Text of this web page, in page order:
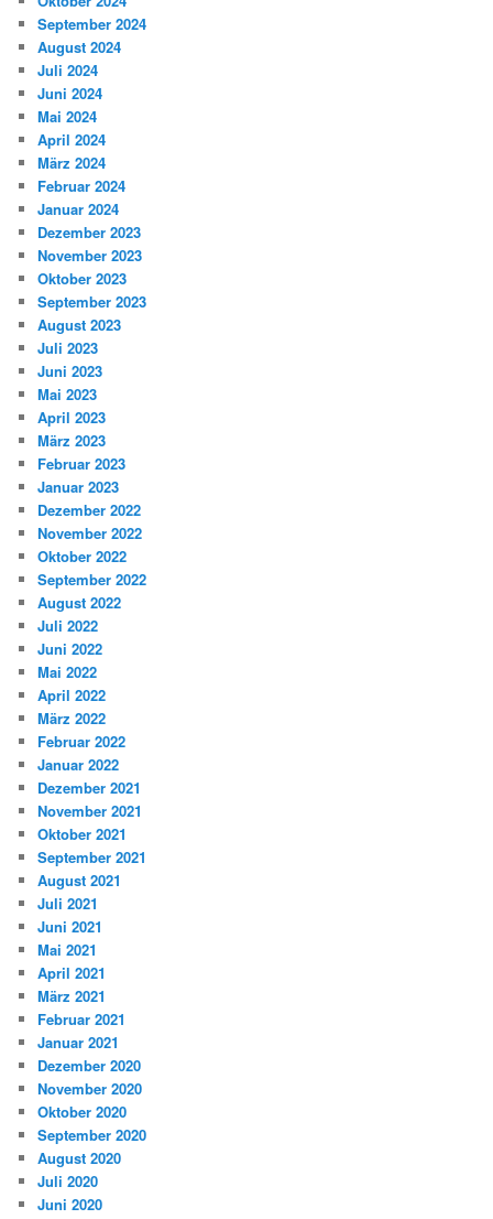
September 2024
August 2024
Juli 2024
Juni 2024
Mai 2024
April 2024
März 2024
Februar 2024
Januar 2024
Dezember 2023
November 2023
Oktober 2023
September 2023
August 2023
Juli 2023
Juni 2023
Mai 2023
April 2023
März 2023
Februar 2023
Januar 2023
Dezember 2022
November 2022
Oktober 2022
September 2022
August 2022
Juli 2022
Juni 2022
Mai 2022
April 2022
März 2022
Februar 2022
Januar 2022
Dezember 2021
November 2021
Oktober 2021
September 2021
August 2021
Juli 2021
Juni 2021
Mai 2021
April 2021
März 2021
Februar 2021
Januar 2021
Dezember 2020
November 2020
Oktober 2020
September 2020
August 2020
Juli 2020
Juni 2020